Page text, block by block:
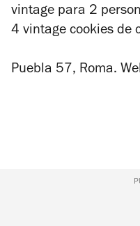
vintage para 2
4 vintage cookies de
Puebla 57, Roma.